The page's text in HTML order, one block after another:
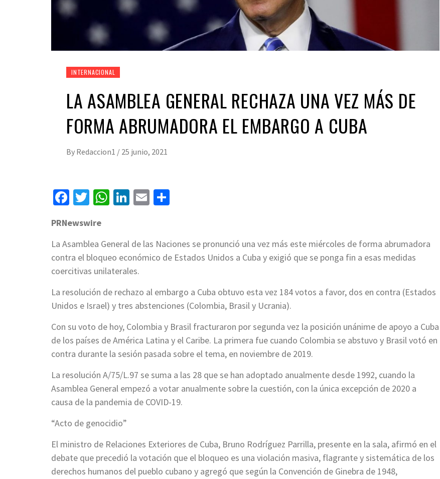
INTERNACIONAL
LA ASAMBLEA GENERAL RECHAZA UNA VEZ MÁS DE
FORMA ABRUMADORA EL EMBARGO A CUBA
By Redaccion1 / 25 junio, 2021
Facebook
Twitter
WhatsApp
LinkedIn
Email
PRNewswire
La Asamblea General de las Naciones se pronunció una vez más este miércoles de forma abrumadora
contra el bloqueo económico de Estados Unidos a Cuba y exigió que se ponga fin a esas medidas
coercitivas unilaterales.
La resolución de rechazo al embargo a Cuba obtuvo esta vez 184 votos a favor, dos en contra (Estados
Unidos e Israel) y tres abstenciones (Colombia, Brasil y Ucrania).
Con su voto de hoy, Colombia y Brasil fracturaron por segunda vez la posición unánime de apoyo a Cuba
de los países de América Latina y el Caribe. La primera fue cuando Colombia se abstuvo y Brasil votó en
contra durante la sesión pasada sobre el tema, en noviembre de 2019.
La resolución A/75/L.97 se suma a las 28 que se han adoptado anualmente desde 1992, cuando la
Asamblea General empezó a votar anualmente sobre la cuestión, con la única excepción de 2020 a
causa de la pandemia de COVID-19.
“Acto de genocidio”
El ministro de Relaciones Exteriores de Cuba, Bruno Rodríguez Parrilla, presente en la sala, afirmó en el
debate que precedió la votación que el bloqueo es una violación masiva, flagrante y sistemática de los
derechos humanos del pueblo cubano y agregó que según la Convención de Ginebra de 1948,